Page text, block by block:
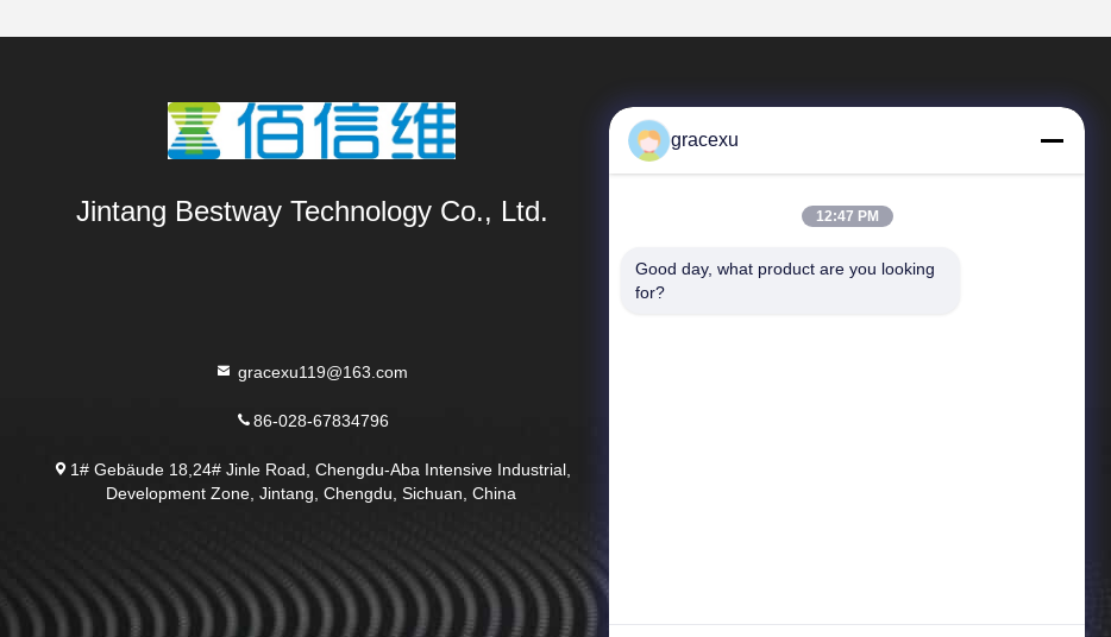
Jintang Bestway Technology Co., Ltd.
gracexu119@163.com
86-028-67834796
1# Gebäude 18,24# Jinle Road, Chengdu-Aba Intensive Industrial,
Development Zone, Jintang, Chengdu, Sichuan, China
Schnelle Verbindungen
gracexu
12:47 PM
Good day, what product are you looking
for?